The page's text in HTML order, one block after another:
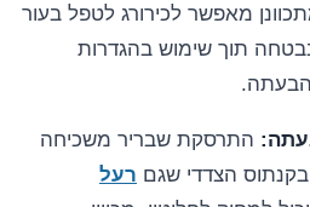
מאפשר לכירורג לטפל בעור
תוך שימוש בהגדרות
הבעתה.
התרסקת שבריר משכיחה
הצדדי שגם רעל